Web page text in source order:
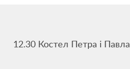
12.30 Костел Петра і Павла